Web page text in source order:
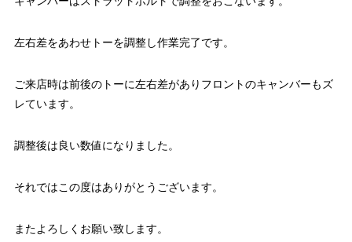
左右差をあわせトーを調整し作業完了です。
ご来店時は前後のトーに左右差がありフロントのキャンバーもズ
レています。
調整後は良い数値になりました。
それではこの度はありがとうございます。
またよろしくお願い致します。